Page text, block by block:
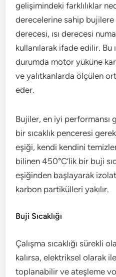
gelişimindeki farklılıklar
derecelerine sahip bujilere
derecesi, ısı derecesi
kullanılarak ifade edilir. Bu
durumda motor yüküne
ve yalıtkanlarda ölçülen
eder.
Bujiler, en iyi performansı
bir sıcaklık penceresi
eşiği, kendi kendini
bilinen 450°C’lik bir buji
eşiğinden başlayarak
karbon partikülleri yakılır.
Buji Sıcaklığı
Çalışma sıcaklığı sürekli
kalırsa, elektriksel olarak
toplanabilir ve ateşleme